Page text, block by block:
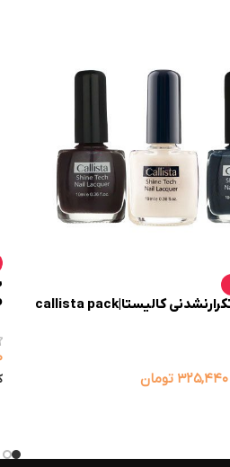
پک رنگ‌های تکرارنشدنی کالیستا|callista pack
۳۲۵,۴۴۰ تومان